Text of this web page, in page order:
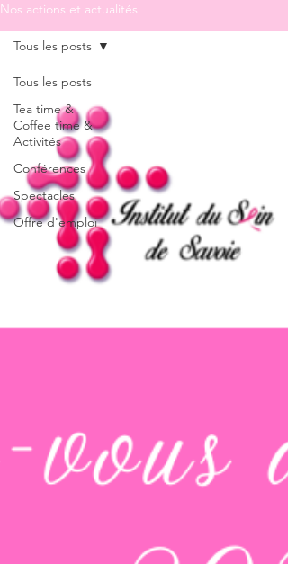
Nos actions et actualités
Tous les posts
Tea time &
Coffee time &
Activités
Conférences
Spectacles
Offre d'emploi
Tous les posts